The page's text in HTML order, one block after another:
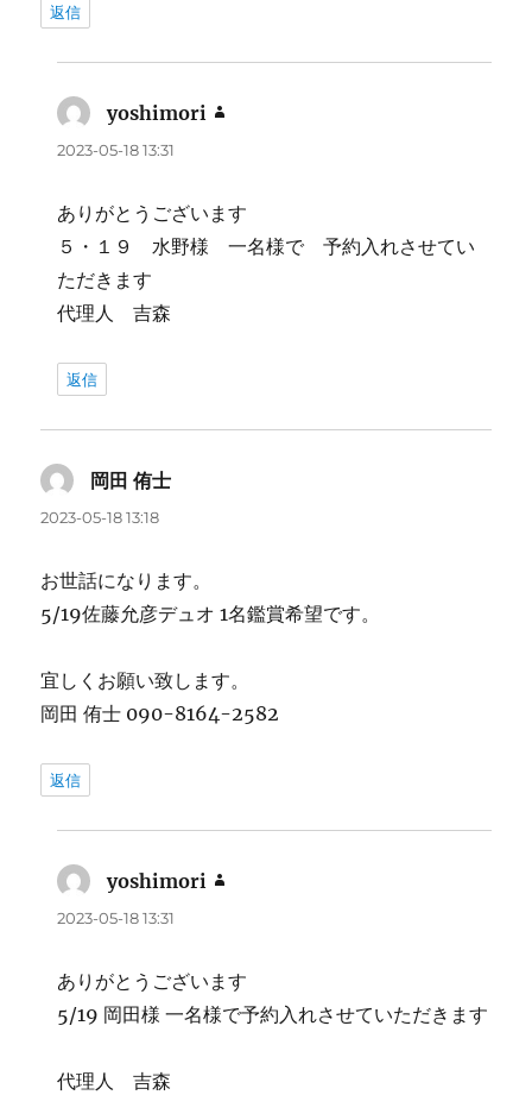
返信
yoshimori
2023-05-18 13:31
ありがとうございます
５・１９ 水野様 一名様で 予約入れさせてい
ただきます
代理人 吉森
返信
岡田 侑士
2023-05-18 13:18
お世話になります。
5/19佐藤允彦デュオ 1名鑑賞希望です。
宜しくお願い致します。
岡田 侑士 090-8164-2582
返信
yoshimori
2023-05-18 13:31
ありがとうございます
5/19 岡田様 一名様で予約入れさせていただきます
代理人 吉森